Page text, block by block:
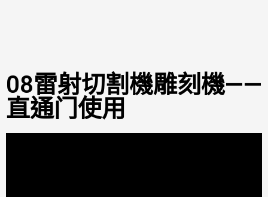
08雷射切割機雕刻機——
直通门使用